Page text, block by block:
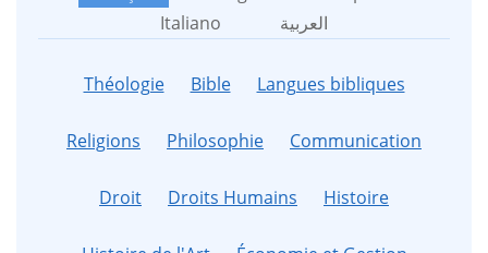
Italiano
العربية
Théologie Bible Langues bibliques
Religions Philosophie Communication
Droit Droits Humains Histoire